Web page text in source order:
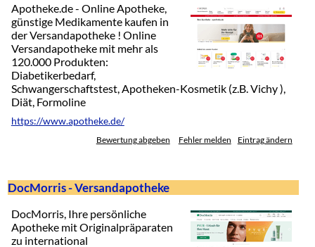
Apotheke.de - Online Apotheke,
günstige Medikamente kaufen in
der Versandapotheke ! Online
Versandapotheke mit mehr als
120.000 Produkten:
Diabetikerbedarf,
Schwangerschaftstest, Apotheken-Kosmetik (z.B. Vichy ),
Diät, Formoline
https://www.apotheke.de/
Bewertung abgeben Fehler melden Eintrag ändern
DocMorris - Versandapotheke
DocMorris, Ihre persönliche
Apotheke mit Originalpräparaten
zu international